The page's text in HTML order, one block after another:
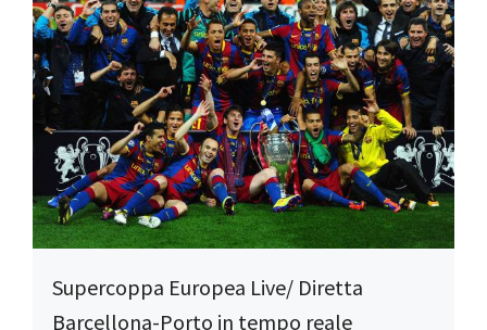
Supercoppa Europea Live/ Diretta
Barcellona-Porto in tempo reale